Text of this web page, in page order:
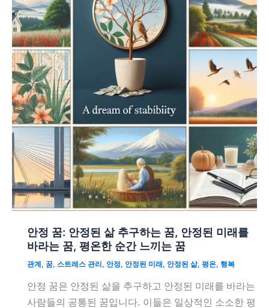
안정 꿈: 안정된 삶 추구하는 꿈, 안정된 미래를
바라는 꿈, 평온한 순간 느끼는 꿈
관계 , 꿈, 스트레스 관리 , 안정, 안정된 미래 , 안정된 삶, 평온, 행복
안정 꿈은 안정된 삶을 추구하고 안정된 미래를 바라는
사람들의 공통된 꿈입니다. 이들은 일상적인 소소한 평